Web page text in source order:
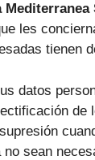
Mediterranea
les
tienen
datos
de
no sean